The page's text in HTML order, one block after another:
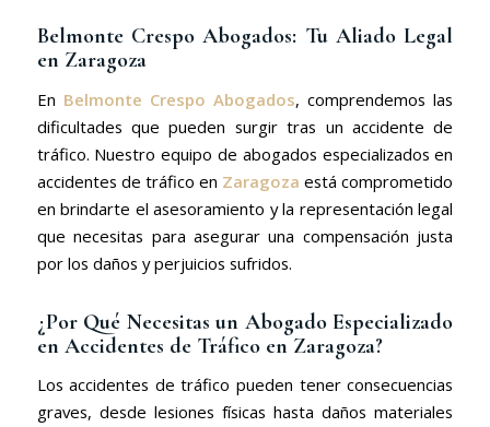
Belmonte Crespo Abogados: Tu Aliado Legal
en Zaragoza
En Belmonte Crespo Abogados, comprendemos las
dificultades que pueden surgir tras un accidente de
tráfico. Nuestro equipo de abogados especializados en
accidentes de tráfico en Zaragoza está comprometido
en brindarte el asesoramiento y la representación legal
que necesitas para asegurar una compensación justa
por los daños y perjuicios sufridos.
¿Por Qué Necesitas un Abogado Especializado
en Accidentes de Tráfico en Zaragoza?
Los accidentes de tráfico pueden tener consecuencias
graves, desde lesiones físicas hasta daños materiales